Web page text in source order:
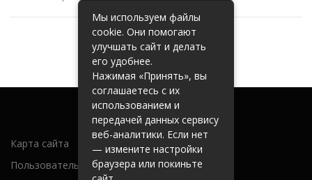
Карта сайта
Пользовательское соглашение
Мы используем файлы
cookie. Они помогают
улучшать сайт и делать
его удобнее.
Нажимая «Принять», вы
соглашаетесь с их
использованием и
передачей данных сервису
веб-аналитики. Если нет
— измените настройки
браузера или покиньте